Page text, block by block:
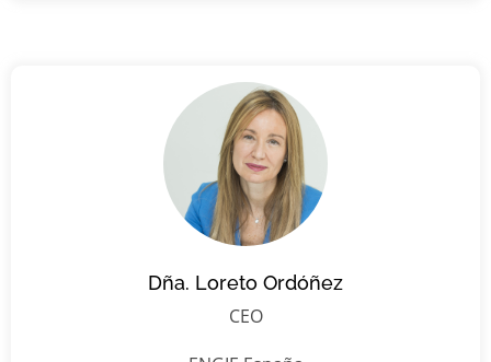
Dña. Loreto Ordóñez
CEO